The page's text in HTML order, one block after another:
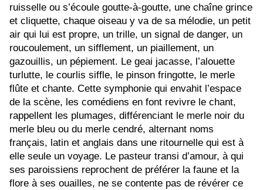
ruisselle ou s’écoule goutte-à-goutte, une chaîne grince
et cliquette, chaque oiseau y va de sa mélodie, un petit
air qui lui est propre, un trille, un signal de danger, un
roucoulement, un sifflement, un piaillement, un
gazouillis, un pépiement. Le geai jacasse, l’alouette
turlutte, le courlis siffle, le pinson fringotte, le merle
flûte et chante. Cette symphonie qui envahit l’espace
de la scène, les comédiens en font revivre le chant,
rappellent les plumages, différenciant le merle noir du
merle bleu ou du merle cendré, alternant noms
français, latin et anglais dans une ritournelle qui est à
elle seule un voyage. Le pasteur transi d’amour, à qui
ses paroissiens reprochent de préférer la faune et la
flore à ses ouailles, ne se contente pas de révérer ce